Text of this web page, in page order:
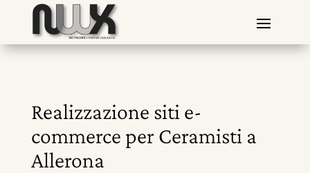
Realizzazione siti e-
commerce per Ceramisti a
Allerona